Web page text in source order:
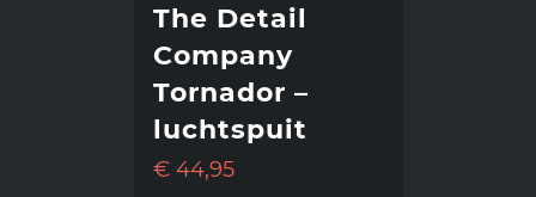
The Detail
Company
Tornador –
luchtspuit
€44,95